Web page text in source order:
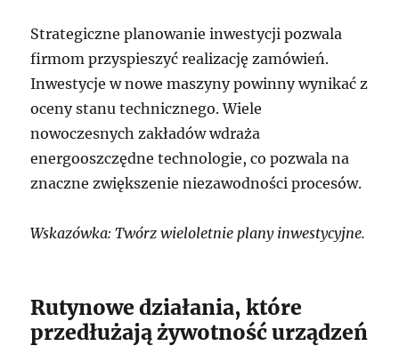
Strategiczne planowanie inwestycji pozwala
firmom przyspieszyć realizację zamówień.
Inwestycje w nowe maszyny powinny wynikać z
oceny stanu technicznego. Wiele
nowoczesnych zakładów wdraża
energooszczędne technologie, co pozwala na
znaczne zwiększenie niezawodności procesów.
Wskazówka: Twórz wieloletnie plany inwestycyjne.
Rutynowe działania, które
przedłużają żywotność urządzeń